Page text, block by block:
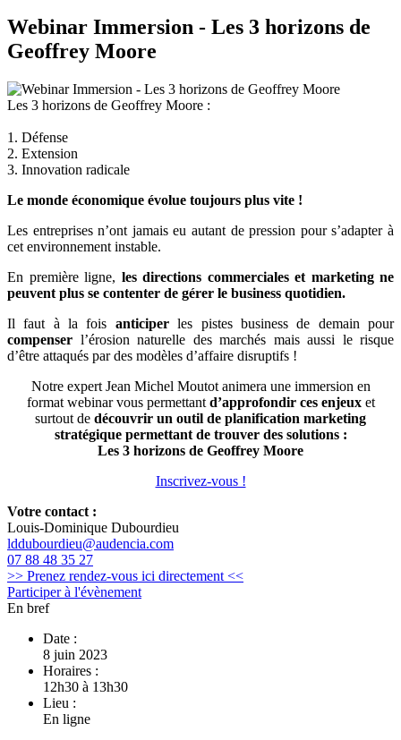
Webinar Immersion - Les 3 horizons de
Geoffrey Moore
Les 3 horizons de Geoffrey Moore :
1. Défense
2. Extension
3. Innovation radicale
Le monde économique évolue toujours plus vite !
Les entreprises n’ont jamais eu autant de pression pour s’adapter à
cet environnement instable.
En première ligne, les directions commerciales et marketing ne
peuvent plus se contenter de gérer le business quotidien.
Il faut à la fois anticiperles pistes business de demain pour
compenser l’érosion naturelle des marchés mais aussi le risque
d’être attaqués par des modèles d’affaire disruptifs !
Notre expert Jean Michel Moutot animera une immersion en
format webinar vous permettant d’approfondir ces enjeuxet
surtout de découvrir un outil de planification marketing
stratégique permettant de trouver des solutions :
Les 3 horizons de Geoffrey Moore
Inscrivez-vous !
Votre contact :
Louis-Dominique Dubourdieu
lddubourdieu@audencia.com
07 88 48 35 27
>> Prenez rendez-vous ici directement <<
Participer à l'évènement
En bref
Date :
8 juin 2023
Horaires :
12h30 à 13h30
Lieu :
En ligne